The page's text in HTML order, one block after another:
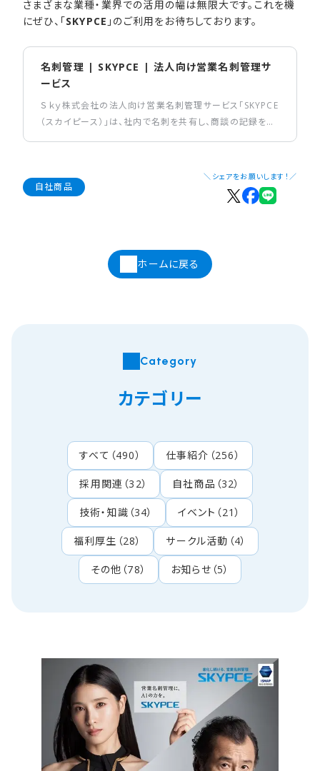
さまざまな業種・業界での活用の幅は無限大です。これを機
にぜひ、「SKYPCE 」のご利用をお待ちしております。
名刺管理 | SKYPCE | 法人向け営業名刺管理サ
ービス
Ｓｋｙ株式会社の法人向け営業名刺管理サービス「SKYPCE
（スカイピース）」は、社内で名刺を共有し、商談の記録を人
自社商品
＼シェアをお願いします！／
ホームに戻る
Category
カテゴリー
すべて （490） 仕事紹介 （256）
採用関連 （32） 自社商品 （32）
技術・知識 （34） イベント （21）
福利厚生 （28） サークル活動 （4）
その他 （78） お知らせ （5）